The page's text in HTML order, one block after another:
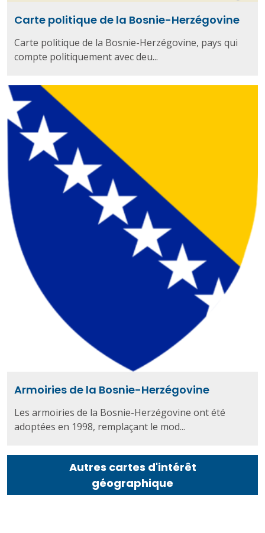
Carte politique de la Bosnie-Herzégovine
Carte politique de la Bosnie-Herzégovine, pays qui
compte politiquement avec deu...
Armoiries de la Bosnie-Herzégovine
Les armoiries de la Bosnie-Herzégovine ont été
adoptées en 1998, remplaçant le mod...
Autres cartes d'intérêt
géographique